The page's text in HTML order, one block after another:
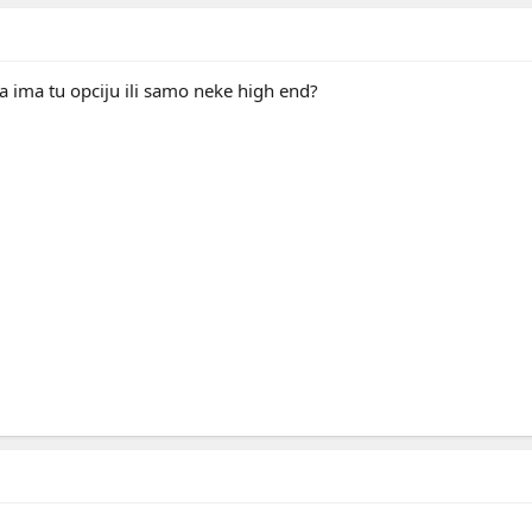
ima tu opciju ili samo neke high end?